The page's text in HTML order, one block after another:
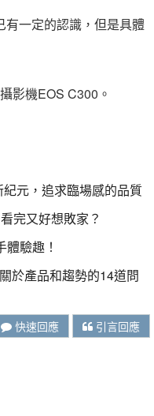
一定的認識，但是具體
影機EOS C300。
元，追求臨場感的品質
完又好想敗家？
驗趣！
於產品和趨勢的14道問
快速回應 引言回應